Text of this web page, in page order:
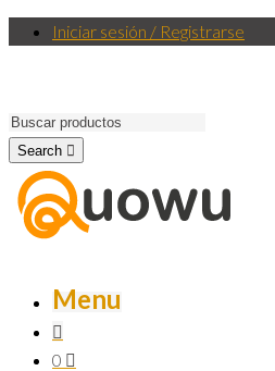
Iniciar sesión / Registrarse
Search
Menu
0